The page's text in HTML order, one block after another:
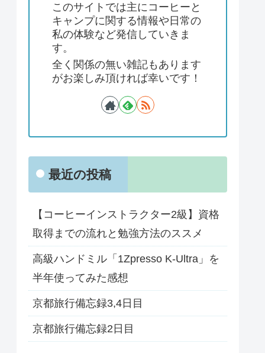
このサイトでは主にコーヒーと
キャンプに関する情報や日常の
私の体験など発信していきま
す。
全く関係の無い雑記もあります
がお楽しみ頂ければ幸いです！
最近の投稿
【コーヒーインストラクター2級】資格
取得までの流れと勉強方法のススメ
高級ハンドミル「1Zpresso K-Ultra」を
半年使ってみた感想
京都旅行備忘録3,4日目
京都旅行備忘録2日目